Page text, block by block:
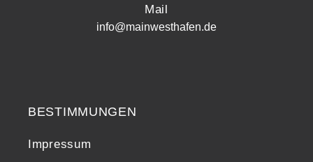
Mail
info@mainwesthafen.de
BESTIMMUNGEN
Impressum